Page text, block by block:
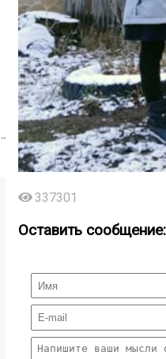
337301
Оставить сообщение: